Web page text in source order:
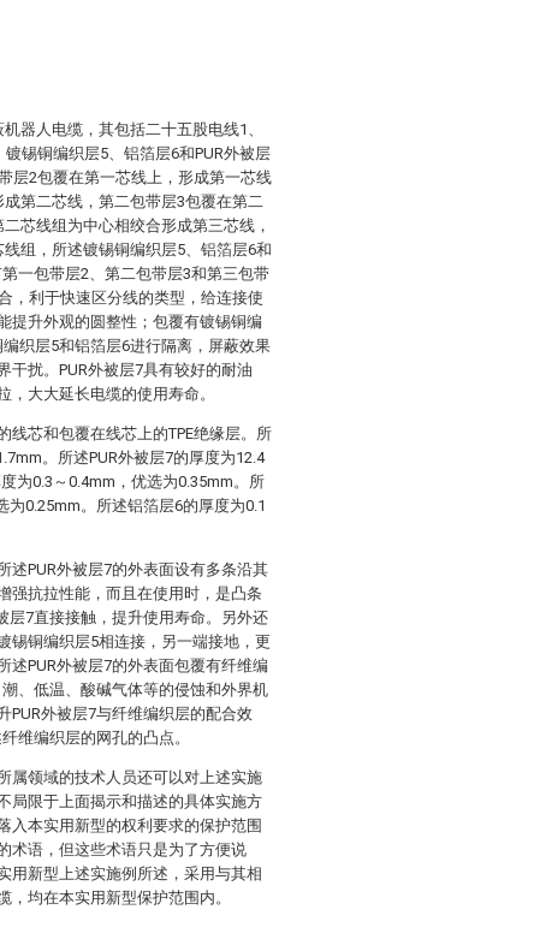
器人电缆，其包括二十五股电线1、
锡铜编织层5、铝箔层6和PUR外被层
层2包覆在第一芯线上，形成第一芯线
第二芯线，第二包带层3包覆在第二
芯线组为中心相绞合形成第三芯线，
组，所述镀锡铜编织层5、铝箔层6和
一包带层2、第二包带层3和第三包带
，利于快速区分线的类型，给连接使
提升外观的圆整性；包覆有镀锡铜编
织层5和铝箔层6进行隔离，屏蔽效果
干扰。PUR外被层7具有较好的耐油
大大延长电缆的使用寿命。
线芯和包覆在线芯上的TPE绝缘层。所
。所述PUR外被层7的厚度为12.4
为0.3～0.4mm，优选为0.35mm。所
0.25mm。所述铝箔层6的厚度为0.1
述PUR外被层7的外表面设有多条沿其
强抗拉性能，而且在使用时，是凸条
层7直接接触，提升使用寿命。另外还
锡铜编织层5相连接，另一端接地，更
述PUR外被层7的外表面包覆有纤维编
、低温、酸碱气体等的侵蚀和外界机
PUR外被层7与纤维编织层的配合效
维编织层的网孔的凸点。
属领域的技术人员还可以对上述实施
局限于上面揭示和描述的具体实施方
入本实用新型的权利要求的保护范围
术语，但这些术语只是为了方便说
用新型上述实施例所述，采用与其相
均在本实用新型保护范围内。